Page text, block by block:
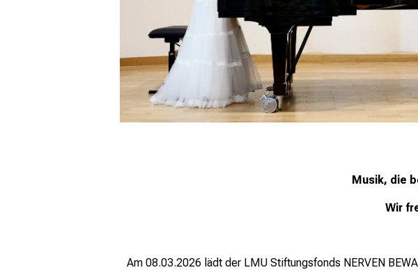
Musik, die
Wir
Am 08.03.2026 lädt der LMU Stiftungsfonds NERVEN